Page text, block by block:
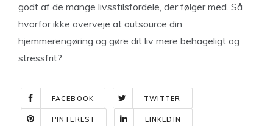
godt af de mange livsstilsfordele, der følger med. Så
hvorfor ikke overveje at outsource din
hjemmerengøring og gøre dit liv mere behageligt og
stressfrit?
FACEBOOK TWITTER
PINTEREST LINKEDIN